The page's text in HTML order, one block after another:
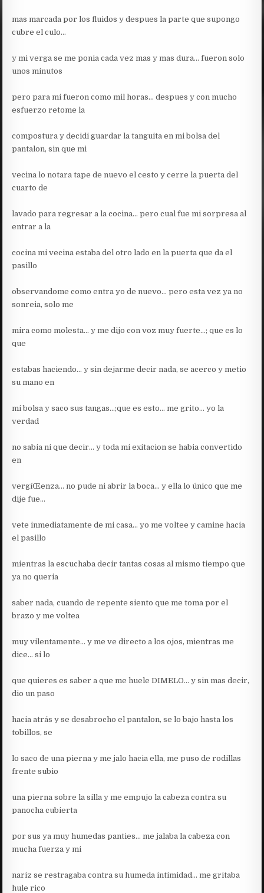
mas marcada por los fluidos y despues la parte que supongo
cubre el culo…
y mi verga se me ponia cada vez mas y mas dura… fueron solo
unos minutos
pero para mi fueron como mil horas… despues y con mucho
esfuerzo retome la
compostura y decidi guardar la tanguita en mi bolsa del
pantalon, sin que mi
vecina lo notara tape de nuevo el cesto y cerre la puerta del
cuarto de
lavado para regresar a la cocina… pero cual fue mi sorpresa al
entrar a la
cocina mi vecina estaba del otro lado en la puerta que da el
pasillo
observandome como entra yo de nuevo… pero esta vez ya no
sonreia, solo me
mira como molesta… y me dijo con voz muy fuerte…; que es lo
que
estabas haciendo… y sin dejarme decir nada, se acerco y metio
su mano en
mi bolsa y saco sus tangas…;que es esto… me grito… yo la
verdad
no sabia ni que decir… y toda mi exitacion se habia convertido
en
vergíŒenza… no pude ni abrir la boca… y ella lo único que me
dije fue…
vete inmediatamente de mi casa… yo me voltee y camine hacia
el pasillo
mientras la escuchaba decir tantas cosas al mismo tiempo que
ya no queria
saber nada, cuando de repente siento que me toma por el
brazo y me voltea
muy vilentamente… y me ve directo a los ojos, mientras me
dice… si lo
que quieres es saber a que me huele DIMELO… y sin mas decir,
dio un paso
hacia atrás y se desabrocho el pantalon, se lo bajo hasta los
tobillos, se
lo saco de una pierna y me jalo hacia ella, me puso de rodillas
frente subio
una pierna sobre la silla y me empujo la cabeza contra su
panocha cubierta
por sus ya muy humedas panties… me jalaba la cabeza con
mucha fuerza y mi
nariz se restragaba contra su humeda intimidad… me gritaba
hule rico